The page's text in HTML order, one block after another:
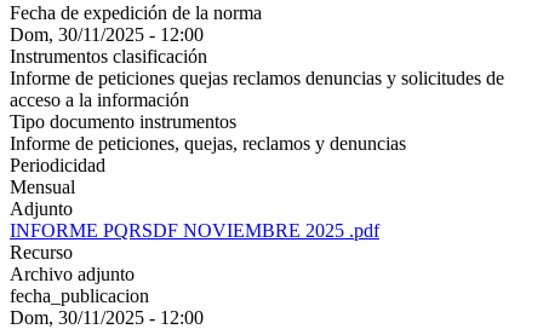
Fecha de expedición de la norma
Dom, 30/11/2025 - 12:00
Instrumentos clasificación
Informe de peticiones quejas reclamos denuncias y solicitudes de
acceso a la información
Tipo documento instrumentos
Informe de peticiones, quejas, reclamos y denuncias
Periodicidad
Mensual
Adjunto
INFORME PQRSDF NOVIEMBRE 2025 .pdf
Recurso
Archivo adjunto
fecha_publicacion
Dom, 30/11/2025 - 12:00